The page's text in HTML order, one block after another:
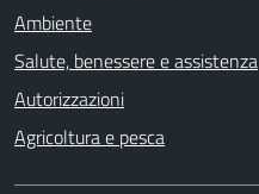
Ambiente
Salute, benessere e assistenza
Autorizzazioni
Agricoltura e pesca